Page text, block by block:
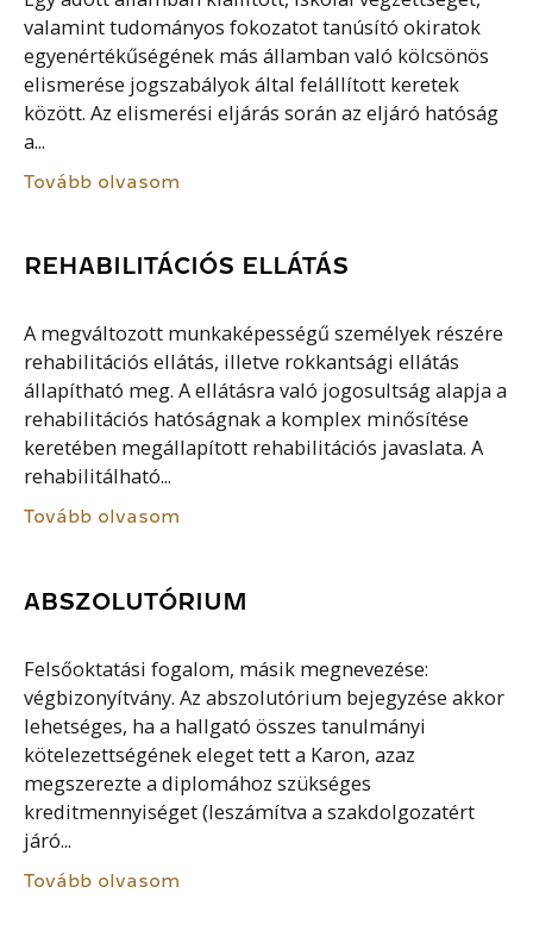
valamint tudományos fokozatot tanúsító okiratok
egyenértékűségének más államban való kölcsönös
elismerése jogszabályok által felállított keretek
között. Az elismerési eljárás során az eljáró hatóság
a...
Tovább olvasom
REHABILITÁCIÓS ELLÁTÁS
A megváltozott munkaképességű személyek részére
rehabilitációs ellátás, illetve rokkantsági ellátás
állapítható meg. A ellátásra való jogosultság alapja a
rehabilitációs hatóságnak a komplex minősítése
keretében megállapított rehabilitációs javaslata. A
rehabilitálható...
Tovább olvasom
ABSZOLUTÓRIUM
Felsőoktatási fogalom, másik megnevezése:
végbizonyítvány. Az abszolutórium bejegyzése akkor
lehetséges, ha a hallgató összes tanulmányi
kötelezettségének eleget tett a Karon, azaz
megszerezte a diplomához szükséges
kreditmennyiséget (leszámítva a szakdolgozatért
járó...
Tovább olvasom